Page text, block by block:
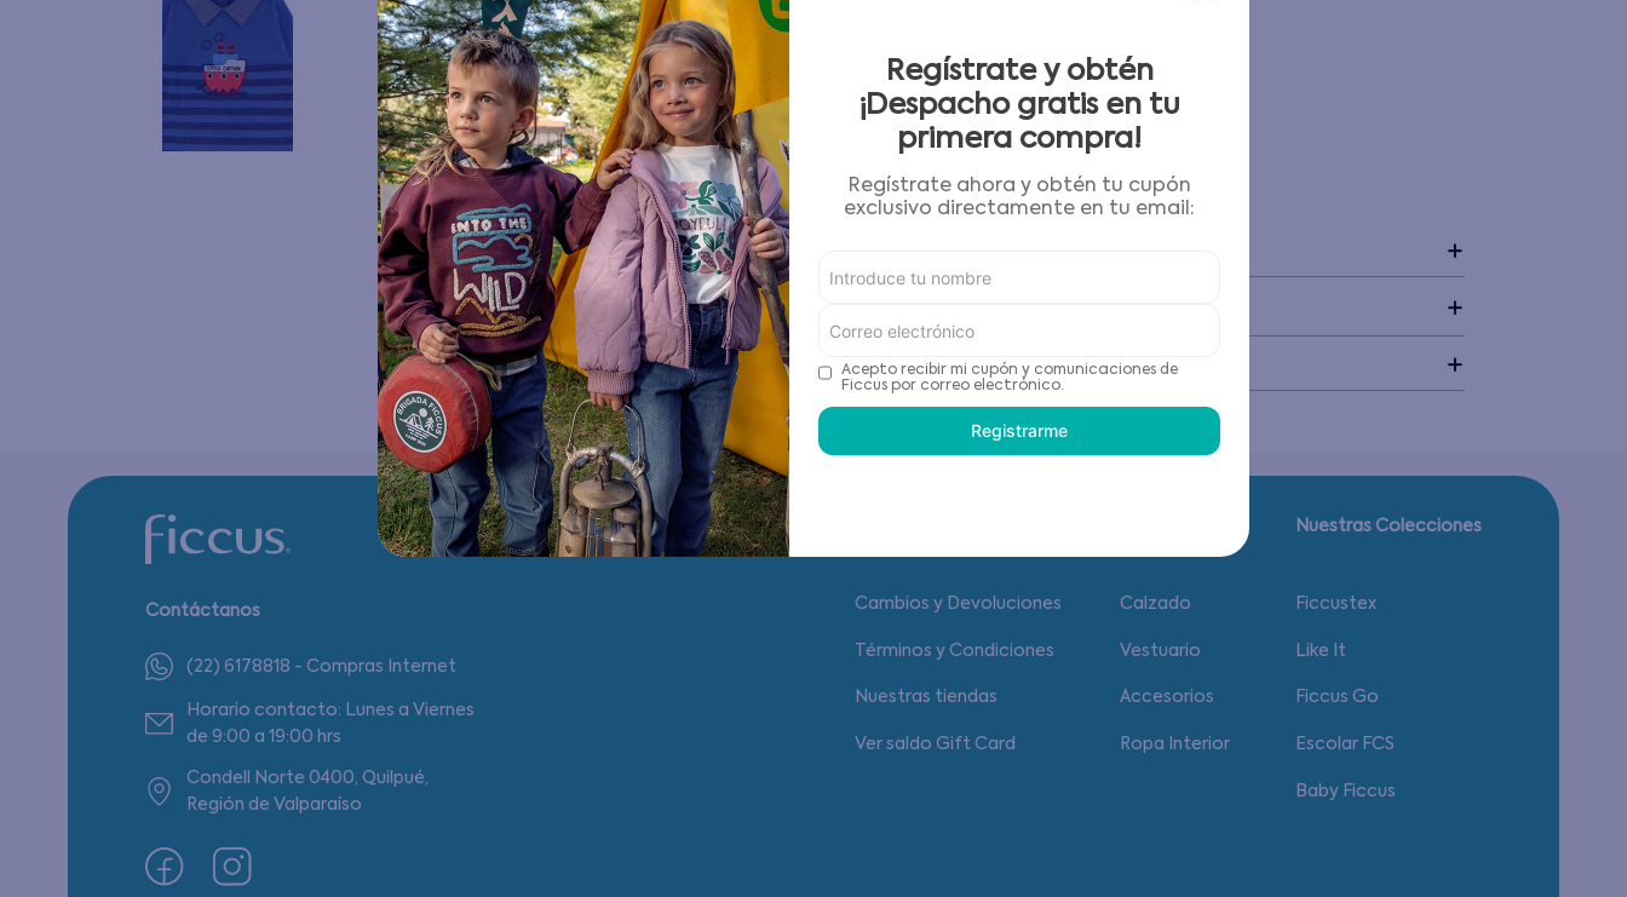
AGREGAR AL CARRITO
Condiciones para cambios y devoluciones
+
Recomendaciones de cuidado
Contáctanos
(22) 6178818 - Compras Internet
Horario contacto: Lunes a Viernes
de 9:00 a 19:00 hrs
Condell Norte 0400, Quilpué,
Región de Valparaíso
Cambios y Devoluciones
Términos y Condiciones
Nuestras tiendas
Ver saldo Gift Card
Calzado
Vestuario
Accesorios
Ropa Interior
Nuestras Colecciones
Ficcustex
Like It
Ficcus Go
Escolar FCS
Baby Ficcus
Regístrate y obtén
¡Despacho gratis en tu
primera compra!
Regístrate ahora y obtén tu cupón
exclusivo directamente en tu email:
Acepto recibir mi cupón y comunicaciones de
Ficcus por correo electrónico.
Registrarme